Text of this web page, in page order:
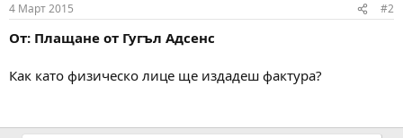
4 Март 2015 #2
От: Плащане от Гугъл Адсенс
Как като физическо лице ще издадеш фактура?